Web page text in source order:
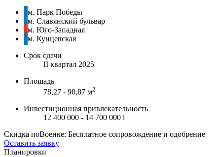
м. Парк Победы
м. Славянский бульвар
м. Юго-Западная
м. Кунцевская
Срок сдачи
II квартал 2025
Площадь
78,27 - 90,87 м2
Инвестиционная привлекательность
12 400 000 - 14 700 000 i
Скидка поВоенке: Бесплатное сопровождение и одобрение
Оставить заявку
Планировки